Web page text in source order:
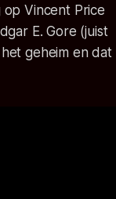
Vincent Price
E. Gore (juist
geheim en dat